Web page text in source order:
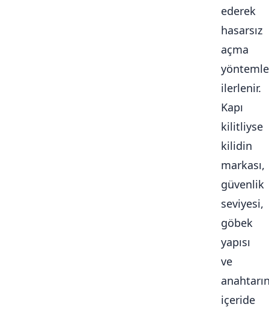
ederek
hasarsız
açma
ilerlenir.
Kapı
kilitliyse
kilidin
markası,
güvenlik
seviyesi,
göbek
yapısı
ve
içeride